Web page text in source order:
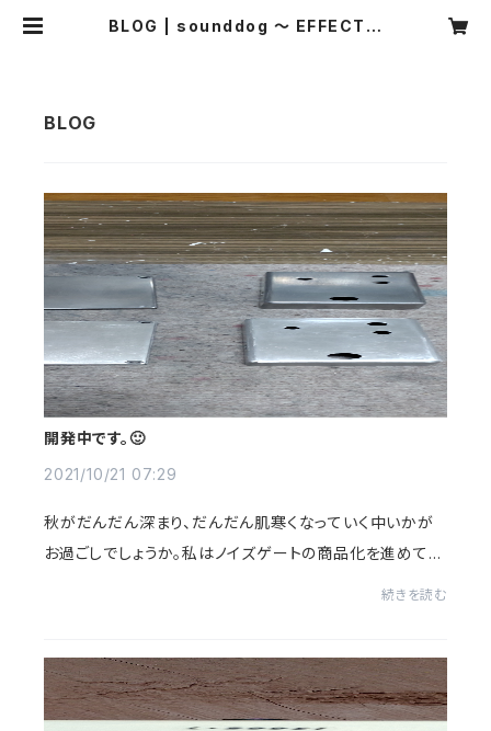
BLOG | sounddog ～ EFFECT S
開発中です。🙂
2021/10/21 07:29
秋がだんだん深まり、だんだん肌寒くなっていく中いかが
お過ごしでしょうか。私はノイズゲートの商品化を進めてい
続きを読む